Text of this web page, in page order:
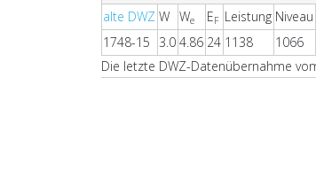
alte DWZ W We EF Leistung Niveau
1748-15
3.0 4.86 24 1138 1066
Die letzte DWZ-Datenübernahme